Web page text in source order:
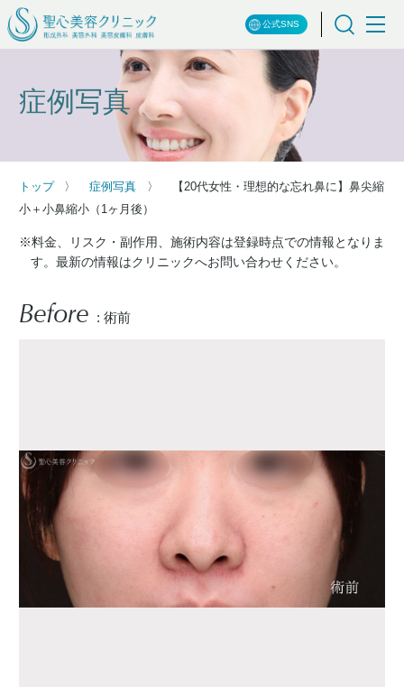
公式SNS
症例写真
トップ 症例写真
【20代女性・理想的な忘れ鼻に】鼻尖縮
小＋小鼻縮小（1ヶ月後）
※料金、リスク・副作用、施術内容は登録時点での情報となりま
す。最新の情報はクリニックへお問い合わせください。
Before : 術前